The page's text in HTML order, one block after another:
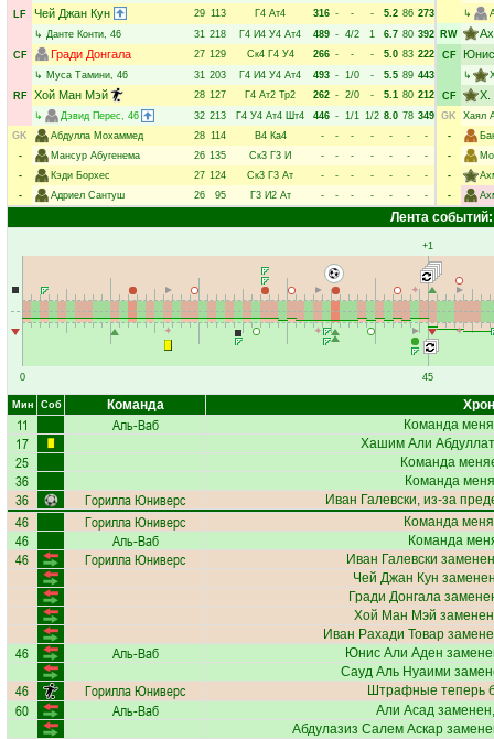
LF
Чей Джан Кун 29 113 Г4 Ат4 316 - - - 5.2 86 273
↳ Данте Конти, 46 31 218 Г4 И4 У4 Ат4 489 - 4/2 1 6.7 80 392
CF
Гради Донгала 27 129 Ск4 Г4 У4 266 - - - 5.0 83 222
↳ Муса Тамини, 46 31 203 Г4 И4 У4 Ат4 493 - 1/0 - 5.5 89 443
RF
Хой Ман Мэй 28 127 Г4 Ат2 Тр2 262 - 2/0 - 5.1 80 212
↳
Дэвид Перес, 46 32 213 Г4 У4 Ат4 Шт4 446 - 1/1 1/2 8.0 78 349
GK
Абдулла Мохаммед 28 114 В4 Ка4 - - - - - -
-
-
Мансур Абугенема 26 135 Ск3 Г3 И - - - - - -
-
-
Кэди Борхес 27 124 Ск3 Г3 Ат - - - - - -
-
-
Адриел Сантуш 26 95 Г3 И2 Ат - - - - - - -
↳
RW
CF
↳
CF
Х.
GK
Хаял
-
-
-
-
Лента событий:
0
+1
45
Мин Соб Команда
11 Аль-Ваб Команда
17 Хашим Али
25 Команда
36 Команда
36 Горилла Юниверс Иван Галевски, из-за
46 Горилла Юниверс Команда
46 Аль-Ваб Команда
46 Горилла Юниверс Иван Галевски
Чей Джан Кун
Гради Донгала
Хой Ман Мэй
Иван Рахади Товар
46 Аль-Ваб Юнис Али Аден
Сауд Аль Нуаими
46 Горилла Юниверс Штрафные теперь
60 Аль-Ваб Али Асад
Абдулазиз Салем Аскар